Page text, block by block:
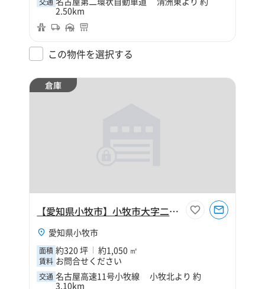
2.50km
この物件を選択する
倉庫
【愛知県小牧市】小牧市大字二重堀320坪倉庫
愛知県小牧市
面積 約320 坪 約1,050 ㎡
賃料 お問合せください
交通 名古屋高速11号小牧線 小牧北より 約
3.10km